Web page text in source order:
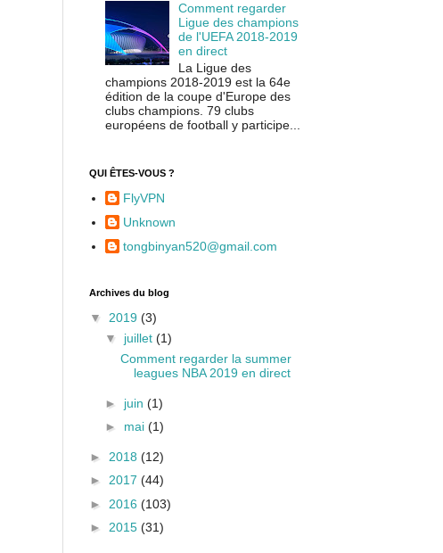
Comment regarder
Ligue des champions
de l'UEFA 2018-2019
en direct
La Ligue des
champions 2018-2019 est la 64e
édition de la coupe d'Europe des
clubs champions. 79 clubs
européens de football y participe...
QUI ÊTES-VOUS ?
FlyVPN
Unknown
tongbinyan520@gmail.com
Archives du blog
▼ 2019 (3)
▼ juillet (1)
Comment regarder la summer
leagues NBA 2019 en direct
► juin (1)
► mai (1)
► 2018 (12)
► 2017 (44)
► 2016 (103)
► 2015 (31)